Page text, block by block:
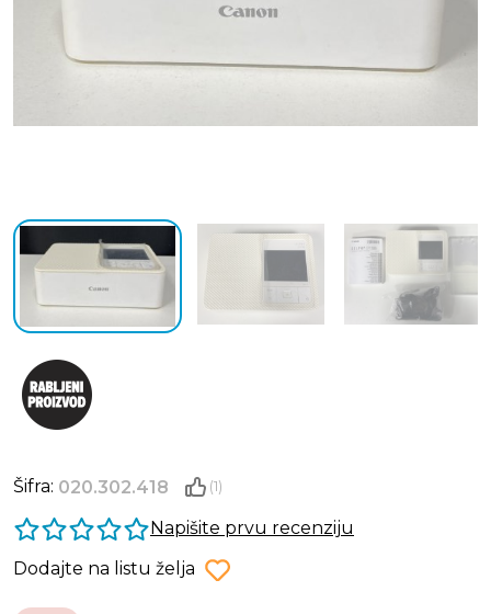
Šifra: 020.302.418 (1)
Napišite prvu recenziju
Dodajte na listu želja